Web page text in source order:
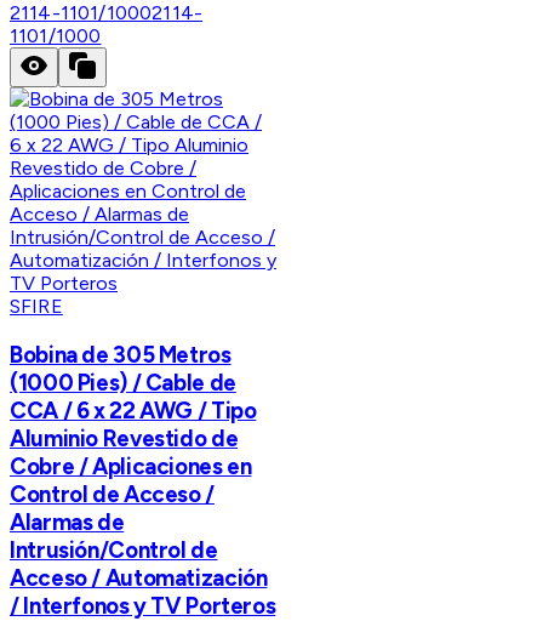
2114-1101/10002114-
1101/1000
SFIRE
Bobina de 305 Metros
(1000 Pies) / Cable de
CCA / 6 x 22 AWG / Tipo
Aluminio Revestido de
Cobre / Aplicaciones en
Control de Acceso /
Alarmas de
Intrusión/Control de
Acceso / Automatización
/ Interfonos y TV Porteros